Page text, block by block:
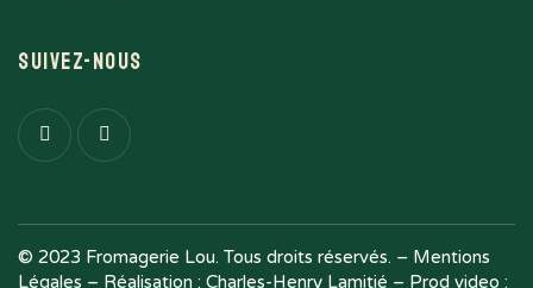
Suivez-nous
© 2023 Fromagerie Lou. Tous droits réservés. – Mentions
Légales – Réalisation : Charles-Henry Lamitié – Prod video :